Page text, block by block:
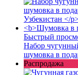
Быстрый
Набор
шумовка в
Распродажа